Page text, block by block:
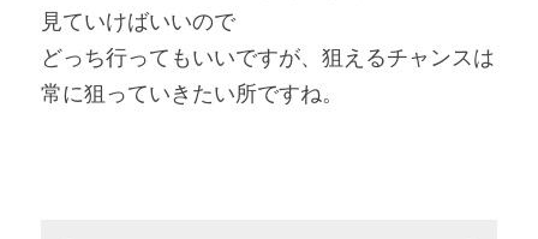
見ていけばいいので
どっち行ってもいいですが、狙えるチャンスは
常に狙っていきたい所ですね。